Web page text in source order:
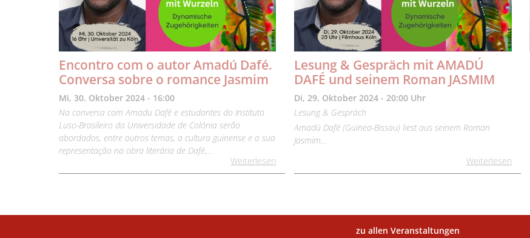
Encontro com o autor Amadú Dafé.
Conversa sobre o romance Jasmim
Mi, 30. Oktober 2024 - 16:00
Na conversa com Amadu Dafé e estudantes do Instituto
Luso-Brasileiro da Universidade de Colónia serão
abordados, entre outros temas, a cultura guinense e a sua
representação na obra literária de Dafé,…
Weiterlesen
Lesung & Gespräch mit AMADÚ
DAFÉ und seinem Roman JASMIM
Di, 29. Oktober 2024 - 20:00 Uhr
Lesung & Gespräch
Amadú Dafé (Guinea-Bissau) liest aus seinem Roman
Jasmim…
Weiterlesen
zu allen Veranstaltungen